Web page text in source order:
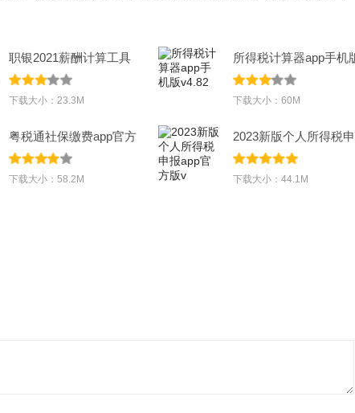
职银2021薪酬计算工具
appv1.0.0
下载大小：23.3M
所得税计算器app手机
v4.82
下载大小：60M
粤税通社保缴费app官方
版v1.0.0
下载大小：58.2M
2023新版个人所得税申
报app官方版v
下载大小：44.1M